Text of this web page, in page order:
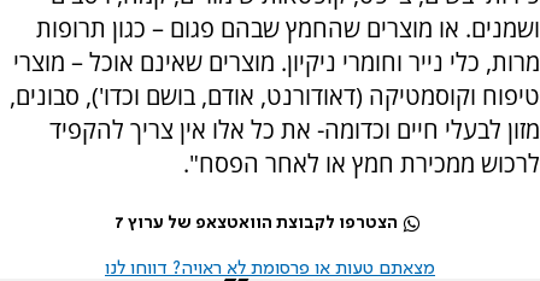
ושמנים. או מוצרים שהחמץ שבהם פגום – כגון תרופות
מרות, כלי נייר וחומרי ניקיון. מוצרים שאינם אוכל – מוצרי
טיפוח וקוסמטיקה (דאודורנט, אודם, בושם וכדו'), סבונים,
מזון לבעלי חיים וכדומה- את כל אלו אין צריך להקפיד
לרכוש ממכירת חמץ או לאחר הפסח".
הצטרפו לקבוצת הוואטצאפ של ערוץ 7
מצאתם טעות או פרסומת לא ראויה? דווחו לנו